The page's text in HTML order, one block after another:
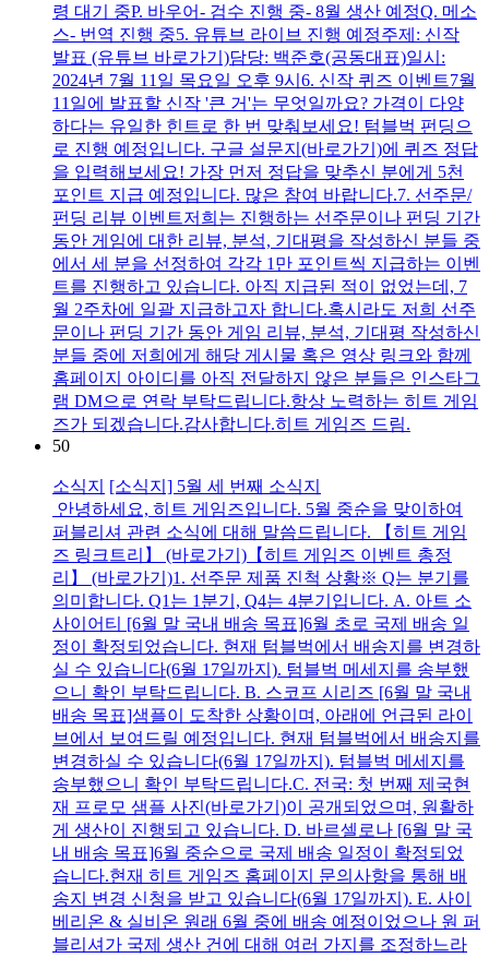
령 대기 중P. 바우어- 검수 진행 중- 8월 생산 예정Q. 메소
스- 번역 진행 중5. 유튜브 라이브 진행 예정주제: 신작
발표 (유튜브 바로가기)담당: 백준호(공동대표)일시:
2024년 7월 11일 목요일 오후 9시6. 신작 퀴즈 이벤트7월
11일에 발표할 신작 '큰 거'는 무엇일까요? 가격이 다양
하다는 유일한 힌트로 한 번 맞춰보세요! 텀블벅 펀딩으
로 진행 예정입니다. 구글 설문지(바로가기)에 퀴즈 정답
을 입력해보세요! 가장 먼저 정답을 맞추신 분에게 5천
포인트 지급 예정입니다. 많은 참여 바랍니다.7. 선주문/
펀딩 리뷰 이벤트저희는 진행하는 선주문이나 펀딩 기간
동안 게임에 대한 리뷰, 분석, 기대평을 작성하신 분들 중
에서 세 분을 선정하여 각각 1만 포인트씩 지급하는 이벤
트를 진행하고 있습니다. 아직 지급된 적이 없었는데, 7
월 2주차에 일괄 지급하고자 합니다.혹시라도 저희 선주
문이나 펀딩 기간 동안 게임 리뷰, 분석, 기대평 작성하신
분들 중에 저희에게 해당 게시물 혹은 영상 링크와 함께
홈페이지 아이디를 아직 전달하지 않은 분들은 인스타그
램 DM으로 연락 부탁드립니다.항상 노력하는 히트 게임
즈가 되겠습니다.감사합니다.히트 게임즈 드림.
50
소식지
[소식지] 5월 세 번째 소식지
안녕하세요, 히트 게임즈입니다. 5월 중순을 맞이하여
퍼블리셔 관련 소식에 대해 말씀드립니다. 【히트 게임
즈 링크트리】 (바로가기)【히트 게임즈 이벤트 총정
리】 (바로가기)1. 선주문 제품 진척 상황※ Q는 분기를
의미합니다. Q1는 1분기, Q4는 4분기입니다. A. 아트 소
사이어티 [6월 말 국내 배송 목표]6월 초로 국제 배송 일
정이 확정되었습니다. 현재 텀블벅에서 배송지를 변경하
실 수 있습니다(6월 17일까지). 텀블벅 메세지를 송부했
으니 확인 부탁드립니다. B. 스코프 시리즈 [6월 말 국내
배송 목표]샘플이 도착한 상황이며, 아래에 언급된 라이
브에서 보여드릴 예정입니다. 현재 텀블벅에서 배송지를
변경하실 수 있습니다(6월 17일까지). 텀블벅 메세지를
송부했으니 확인 부탁드립니다. C. 전국: 첫 번째 제국현
재 프로모 샘플 사진(바로가기)이 공개되었으며, 원활하
게 생산이 진행되고 있습니다. D. 바르셀로나 [6월 말 국
내 배송 목표]6월 중순으로 국제 배송 일정이 확정되었
습니다.현재 히트 게임즈 홈페이지 문의사항을 통해 배
송지 변경 신청을 받고 있습니다(6월 17일까지). E. 사이
베리온 & 실비온 원래 6월 중에 배송 예정이었으나 원 퍼
블리셔가 국제 생산 건에 대해 여러 가지를 조정하느라